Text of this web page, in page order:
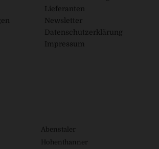
Lieferanten
Newsletter
Datenschutzerklärung
Impressum
Abenstaler
Hohenthanner